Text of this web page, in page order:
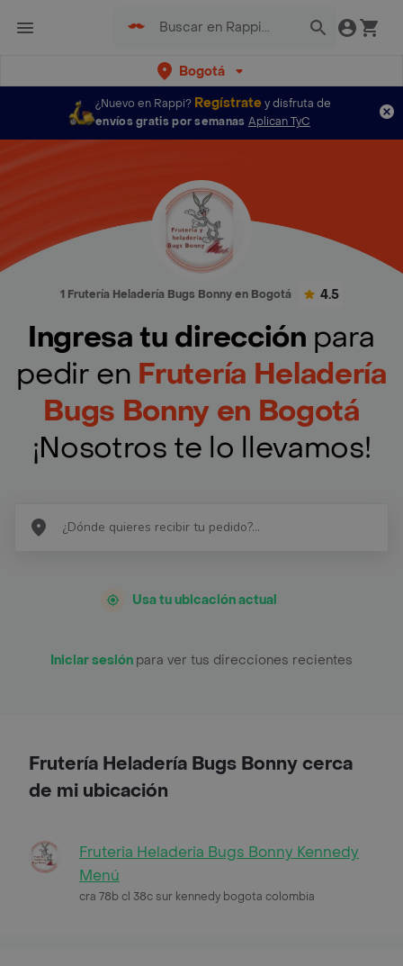
Bogotá
¿Nuevo en Rappi? Regístratey disfruta de
envíos gratis por semanas Aplican TyC
1 Frutería Heladería Bugs Bonny en Bogotá 4.5
Ingresa tu dirección para
pedir en Frutería Heladería
Bugs Bonny en Bogotá
¡Nosotros te lo llevamos!
Usa tu ubicación actual
Iniciar sesión para ver tus direcciones recientes
Frutería Heladería Bugs Bonny cerca
de mi ubicación
Fruteria Heladeria Bugs Bonny Kennedy
Menú
cra 78b cl 38c sur kennedy bogota colombia